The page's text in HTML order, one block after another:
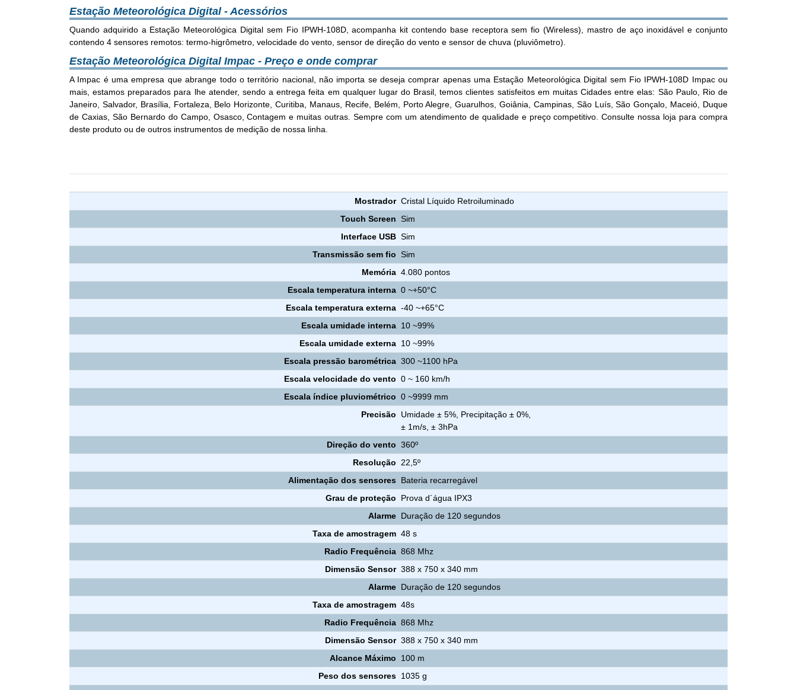
Estação Meteorológica Digital - Acessórios
Quando adquirido a Estação Meteorológica Digital sem Fio IPWH-108D, acompanha kit contendo base receptora sem fio (Wireless), mastro de aço inoxidável e conjunto
contendo 4 sensores remotos: termo-higrômetro, velocidade do vento, sensor de direção do vento e sensor de chuva (pluviômetro).
Estação Meteorológica Digital Impac - Preço e onde comprar
A Impac é uma empresa que abrange todo o território nacional, não importa se deseja comprar apenas uma Estação Meteorológica Digital sem Fio IPWH-108D Impac ou
mais, estamos preparados para lhe atender, sendo a entrega feita em qualquer lugar do Brasil, temos clientes satisfeitos em muitas Cidades entre elas: São Paulo, Rio de
Janeiro, Salvador, Brasília, Fortaleza, Belo Horizonte, Curitiba, Manaus, Recife, Belém, Porto Alegre, Guarulhos, Goiânia, Campinas, São Luís, São Gonçalo, Maceió, Duque
de Caxias, São Bernardo do Campo, Osasco, Contagem e muitas outras. Sempre com um atendimento de qualidade e preço competitivo. Consulte nossa loja para compra
deste produto ou de outros instrumentos de medição de nossa linha.
Mostrador Cristal Líquido Retroiluminado
Touch Screen Sim
Interface USB Sim
Transmissão sem fio Sim
Memória 4.080 pontos
Escala temperatura interna 0 ~+50°C
Escala temperatura externa -40 ~+65°C
Escala umidade interna 10 ~99%
Escala umidade externa 10 ~99%
Escala pressão barométrica 300 ~1100 hPa
Escala velocidade do vento 0 ~ 160 km/h
Escala índice pluviométrico 0 ~9999 mm
Precisão
Umidade ± 5%, Precipitação ± 0%,
± 1m/s, ± 3hPa
Direção do vento 360º
Resolução 22,5º
Alimentação dos sensores Bateria recarregável
Grau de proteção
Prova d´água IPX3
Alarme Duração de 120 segundos
Taxa de amostragem 48 s
Radio Frequência 868 Mhz
Dimensão Sensor 388 x 750 x 340 mm
Alarme Duração de 120 segundos
Taxa de amostragem 48s
Radio Frequência 868 Mhz
Dimensão Sensor 388 x 750 x 340 mm
Alcance Máximo
100 m
Peso dos sensores 1035 g